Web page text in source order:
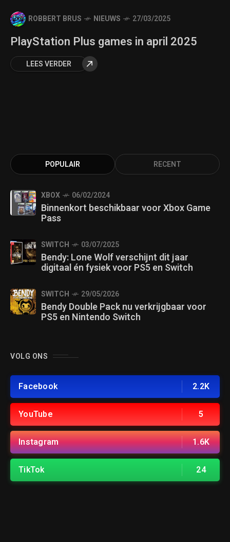
ROBBERT BRUS NIEUWS 27/03/2025
PlayStation Plus games in april 2025
LEES VERDER
POPULAIR RECENT
XBOX 06/02/2024
Binnenkort beschikbaar voor Xbox Game
Pass
SWITCH 03/07/2025
Bendy: Lone Wolf verschijnt dit jaar
digitaal én fysiek voor PS5 en Switch
SWITCH 29/05/2026
Bendy Double Pack nu verkrijgbaar voor
PS5 en Nintendo Switch
VOLG ONS
Facebook 2.2K
YouTube 5
Instagram 1.6K
TikTok 24